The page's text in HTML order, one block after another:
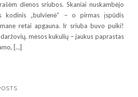
dienos sriubos. Skaniai nuskambėjo
kodinis „bulvienė” – o pirmas įspūdis
retai apgauna. Ir sriuba buvo puiki!
mėsos kukulių – jaukus paprastas
[…]